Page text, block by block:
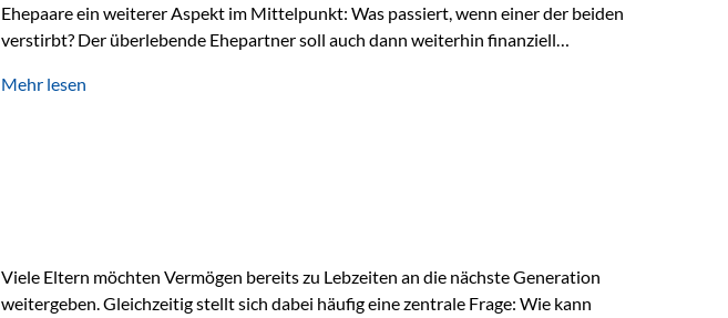
Ehepaare ein weiterer Aspekt im Mittelpunkt: Was passiert, wenn einer der beiden
verstirbt? Der überlebende Ehepartner soll auch dann weiterhin finanziell
können. Genau für diese Ausgangssituation bietet die Private Wealth Police der
Mehr lesen
Viele Eltern möchten Vermögen bereits zu Lebzeiten an die nächste Generation
weitergeben. Gleichzeitig stellt sich dabei häufig eine zentrale Frage: Wie kann